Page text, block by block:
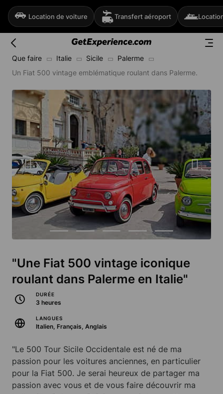
Location de voiture Transfert aéroport
Que faire Italie Sicile
Palerme
Un Fiat 500 vintage emblématique roulant dans Palerme.
"Une Fiat 500 vintage iconique
roulant dans Palerme en Italie"
DURÉE
3 heures
LANGUES
Italien, Français, Anglais
"Le 500 Tour Sicile Occidentale est né de ma
passion pour les voitures anciennes, en particulier
pour la Fiat 500. Je serai heureux de partager ma
passion avec vous et de vous faire découvrir ma